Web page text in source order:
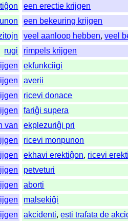
een erectie krijgen
een bekeuring krijgen
veel aanloop hebben,veel
rugi
rimpels krijgen
ekfunkciigi
averii
ricevi donace
fariĝi supera
van
ekplezuriĝi pri
ricevi monpunon
ekhavi erektiĝon, ricevi
petveturi
aborti
malsekiĝi
akcidenti,esti trafata de